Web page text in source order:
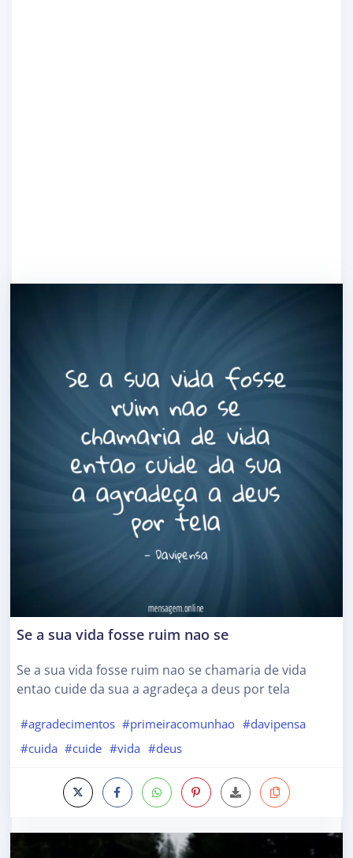
Se a sua vida fosse ruim nao se
Se a sua vida fosse ruim nao se chamaria de vida
entao cuide da sua a agradeça a deus por tela
#agradecimentos #primeiracomunhao #davipensa
#cuida #cuide #vida #deus